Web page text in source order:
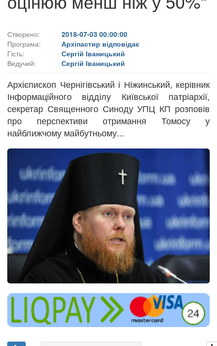
Створено:
2018-07-03 00:00:00
Програма:
Архіпастир відповідає
Гість:
Сергій Іваницький
Ведучий:
Сергій Іваницький
Архієпископ Чернігівський і Ніжинський, керівник
Інформаційного відділу Київської патріархії,
секретар Священного Синоду УПЦ КП розповів
про перспективи отримання Томосу у
найближчому майбутньому...